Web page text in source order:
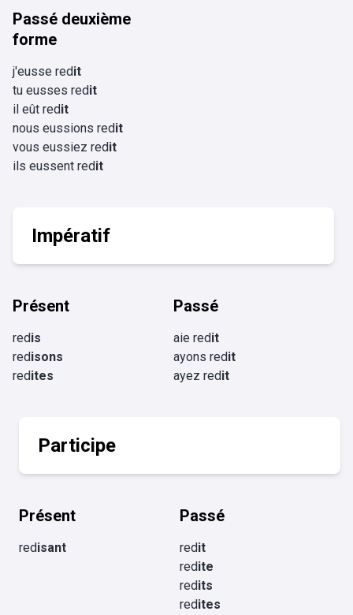
Passé deuxième
forme
j'eusse redit
tu eusses redit
il eût redit
nous eussions redit
vous eussiez redit
ils eussent redit
Impératif
Présent
redis
redisons
redites
Passé
aie redit
ayons redit
ayez redit
Participe
Présent
redisant
Passé
redit
redite
redits
redites